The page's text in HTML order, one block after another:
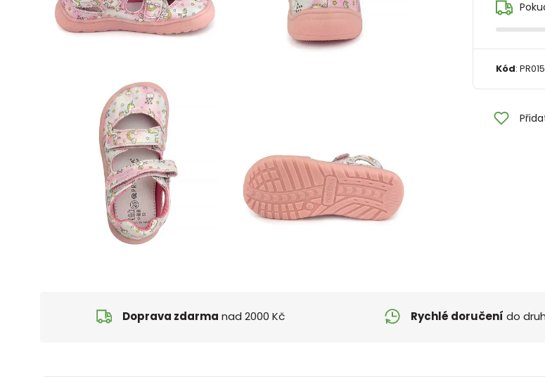
Kód:
Doprava zdarma nad 2000 Kč Rychlé doručení do